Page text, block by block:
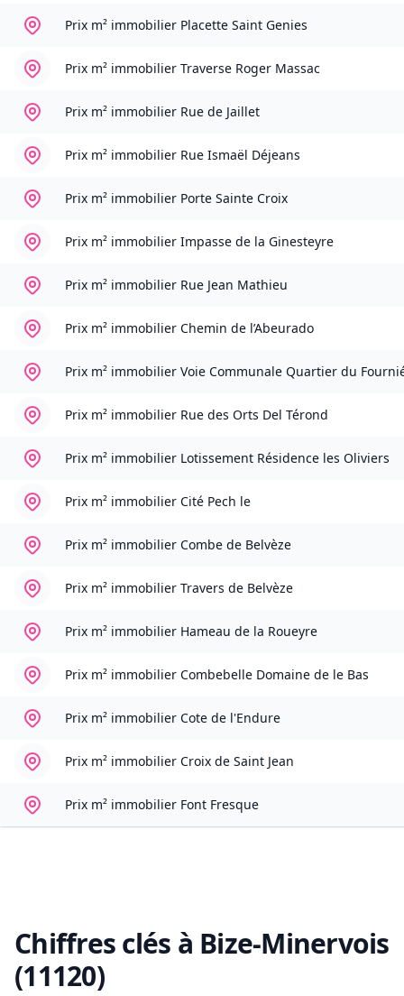
Prix m² immobilier Placette Saint Genies
Prix m² immobilier Traverse Roger Massac
Prix m² immobilier Rue de Jaillet
Prix m² immobilier Rue Ismaël Déjeans
Prix m² immobilier Porte Sainte Croix
Prix m² immobilier Impasse de la Ginesteyre
Prix m² immobilier Rue Jean Mathieu
Prix m² immobilier Chemin de l’Abeurado
Prix m² immobilier Voie Communale Quartier du
Prix m² immobilier Rue des Orts Del Térond
Prix m² immobilier Lotissement Résidence les Oliviers
Prix m² immobilier Cité Pech le
Prix m² immobilier Combe de Belvèze
Prix m² immobilier Travers de Belvèze
Prix m² immobilier Hameau de la Roueyre
Prix m² immobilier Combebelle Domaine de le Bas
Prix m² immobilier Cote de l'Endure
Prix m² immobilier Croix de Saint Jean
Prix m² immobilier Font Fresque
Chiffres clés à Bize-Minervois
(11120)